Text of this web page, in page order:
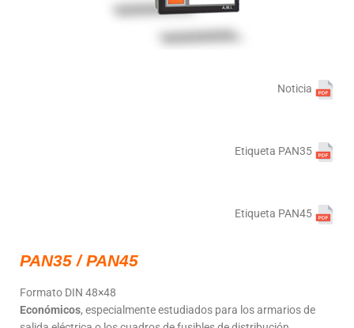
Noticia
Etiqueta PAN35
Etiqueta PAN45
PAN35 / PAN45
Formato DIN 48×48
Económicos, especialmente estudiados para los armarios de